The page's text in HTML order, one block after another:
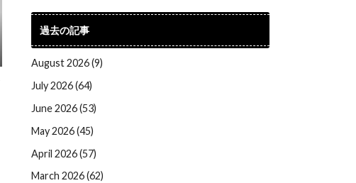
過去の記事
August 2026 (9)
July 2026 (64)
June 2026 (53)
May 2026 (45)
April 2026 (57)
March 2026 (62)